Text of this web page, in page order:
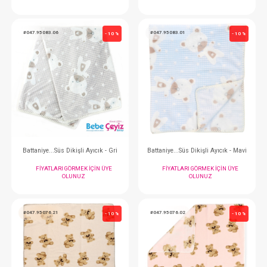
Battaniye...Kutupayılı - Mavi
FIYATLARI GÖRMEK IÇIN ÜYE
OLUNUZ
FIYATLARI
OLUNUZ
#047.95083.06
Battaniye...Süs Dikişli Ayıcık - Gri
#047.95083.01
Battaniye...Süs Dikişli